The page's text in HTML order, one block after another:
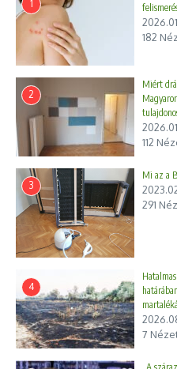
1
182
2
Miért
112
3
Mi az a
291
4
7
„A